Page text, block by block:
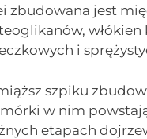
zbudowana jest
włókien
i
szpiku
w nim
etapach